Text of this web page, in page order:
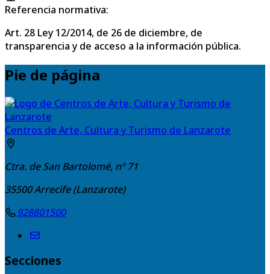
Referencia normativa:
Art. 28 Ley 12/2014, de 26 de diciembre, de
transparencia y de acceso a la información pública.
Pie de página
Centros de Arte, Cultura y Turismo de Lanzarote
Ctra. de San Bartolomé, nº 71
35500Arrecife (Lanzarote)
928801500
Secciones